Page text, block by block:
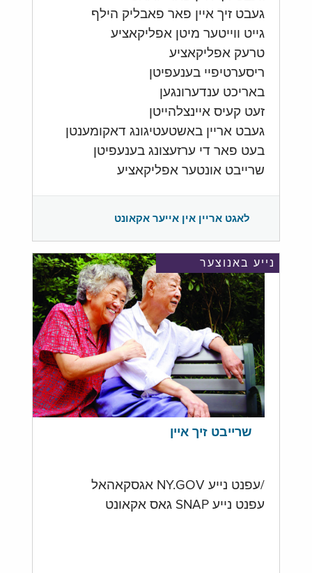
געבט זיך איין פאר פאבליק הילף
גייט ווייטער מיטן אפליקאציע
טרעק אפליקאציע
ריסערטיפיי בענעפיטן
באריכט ענדערונגען
זעט קעיס איינצלהייטן
געבט אריין באשטעטיגונג דאקומענטן
בעט פאר די ערזעצונג בענעפיטן
שרייבט אונטער אפליקאציע
לאגט אריין אין אייער אקאונט
נייע באנוצער
שרייבט זיך איין
/עפנט נייע NY.GOV אגסקאהאל
עפנט נייע SNAP גאס אקאונט